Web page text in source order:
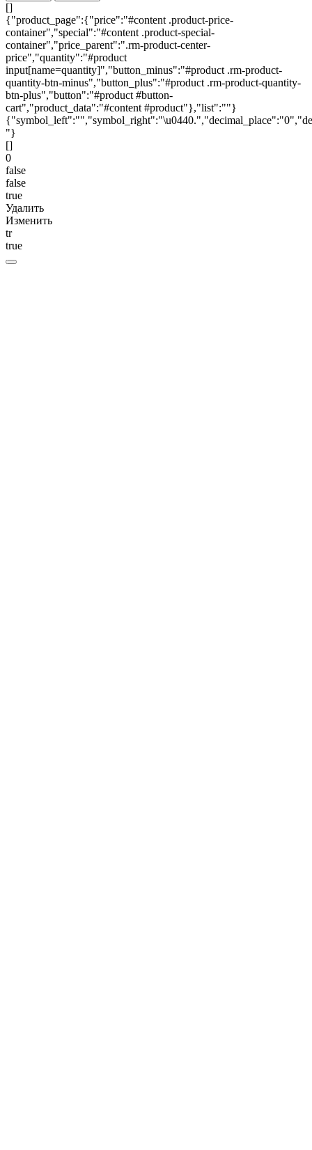
[]
{"product_page":{"price":"#content .product-price-
container","special":"#content .product-special-
container","price_parent":".rm-product-center-
price","quantity":"#product
input[name=quantity]","button_minus":"#product .rm-product-
quantity-btn-minus","button_plus":"#product .rm-product-quantity-
btn-plus","button":"#product #button-
cart","product_data":"#content #product"},"list":""}
"}
[]
0
false
false
true
Удалить
Изменить
tr
true